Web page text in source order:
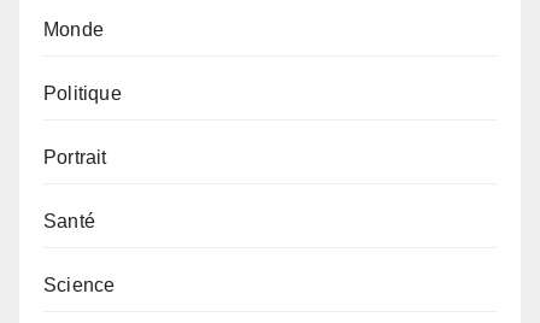
Monde
Politique
Portrait
Santé
Science